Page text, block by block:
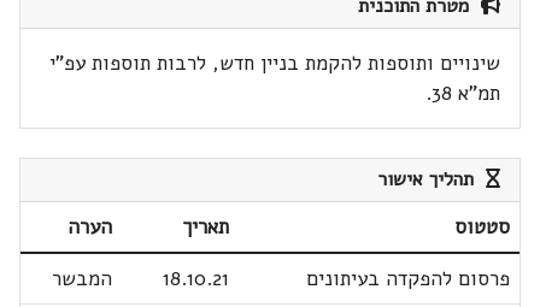
מטרת התוכנית
שינויים ותוספות להקמת בניין חדש, לרבות תוספות עפ"י
תמ"א 38.
תהליך אישור
סטטוס תאריך
הערה
פרסום להפקדה בעיתונים
18.10.21
המבשר